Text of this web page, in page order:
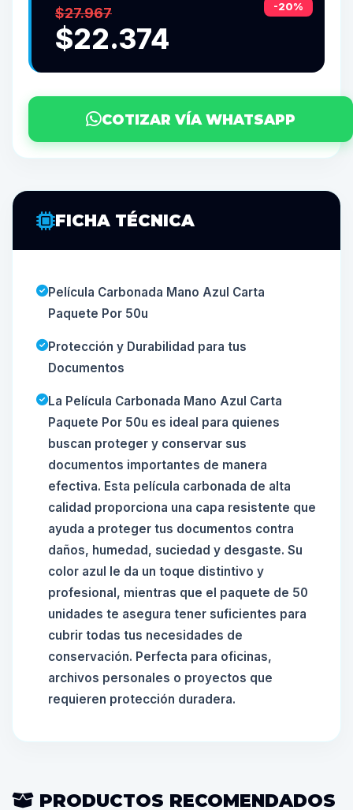
-20%
$27.967
$22.374
COTIZAR VÍA WHATSAPP
FICHA TÉCNICA
Película Carbonada Mano Azul Carta
Paquete Por 50u
Protección y Durabilidad para tus
Documentos
La Película Carbonada Mano Azul Carta
Paquete Por 50u es ideal para quienes
buscan proteger y conservar sus
documentos importantes de manera
efectiva. Esta película carbonada de alta
calidad proporciona una capa resistente que
ayuda a proteger tus documentos contra
daños, humedad, suciedad y desgaste. Su
color azul le da un toque distintivo y
profesional, mientras que el paquete de 50
unidades te asegura tener suficientes para
cubrir todas tus necesidades de
conservación. Perfecta para oficinas,
archivos personales o proyectos que
requieren protección duradera.
PRODUCTOS RECOMENDADOS